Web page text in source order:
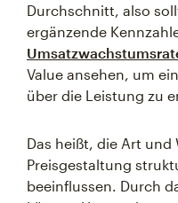
Durchschnitt, also
ergänzende
Value ansehen, um
über die Leistung zu
Das heißt, die Art und
Preisgestaltung
beeinflussen. Durch